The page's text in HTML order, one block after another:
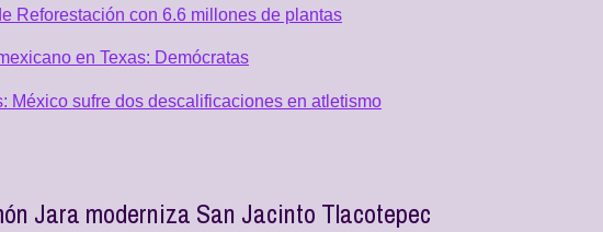
Reforestación con 6.6 millones de plantas
en Texas: Demócratas
México sufre dos descalificaciones en atletismo
Jara moderniza San Jacinto Tlacotepec